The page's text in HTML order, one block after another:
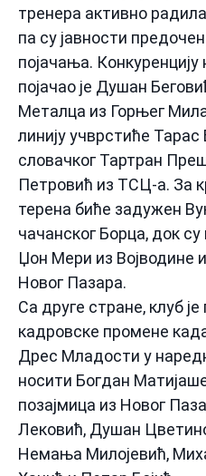
тренера активно
па су јавности
појачања. Конкуренцију
појачао је Душан
Металца из Горњег
линију учврстиће
словачког Тартран
Петровић из ТСЦ-а. За
терена биће задужен
чачанског Борца, док
Џон Мери из Војводине
Новог Пазара.
Са друге стране, клуб
кадровске промене
Дрес Младости у
носити Богдан
позајмица из Новог
Лековић, Душан
Немања Милојевић,